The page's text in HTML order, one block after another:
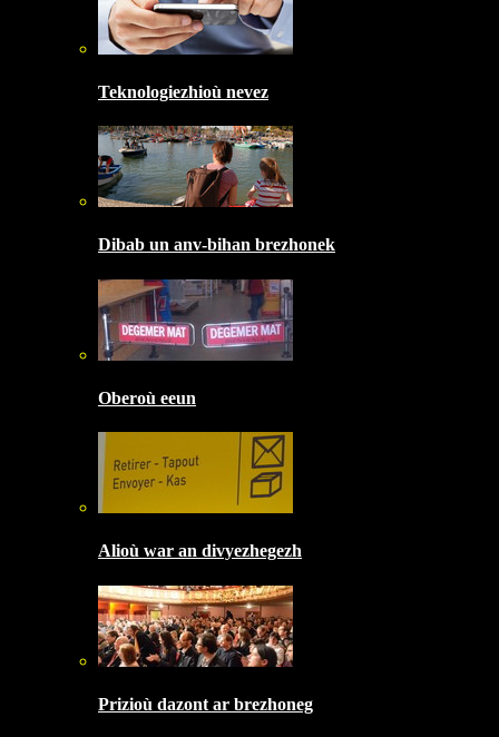
Teknologiezhioù nevez
Dibab un anv-bihan brezhonek
Oberoù eeun
Alioù war an divyezhegezh
Prizioù dazont ar brezhoneg